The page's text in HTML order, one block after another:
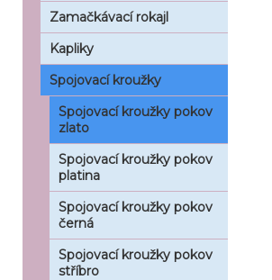
Zamačkávací rokajl
Kapliky
Spojovací kroužky
Spojovací kroužky pokov
zlato
Spojovací kroužky pokov
platina
Spojovací kroužky pokov
černá
Spojovací kroužky pokov
stříbro